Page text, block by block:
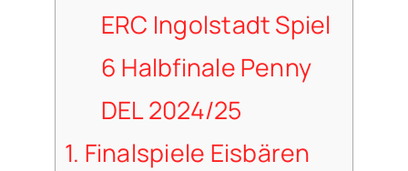
ERC Ingolstadt Spiel
6 Halbfinale Penny
DEL 2024/25
1. Finalspiele Eisbären